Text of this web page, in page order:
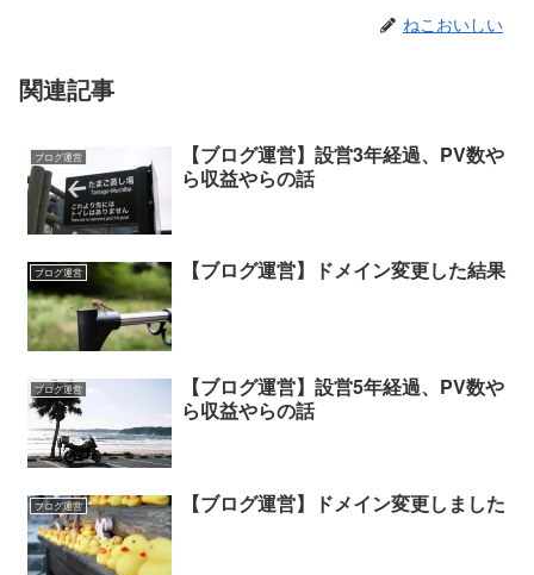
ねこおいしい
関連記事
ブログ運営
【ブログ運営】設営3年経過、PV数や
ら収益やらの話
ブログ運営 【ブログ運営】ドメイン変更した結果
ブログ運営
【ブログ運営】設営5年経過、PV数や
ら収益やらの話
ブログ運営 【ブログ運営】ドメイン変更しました